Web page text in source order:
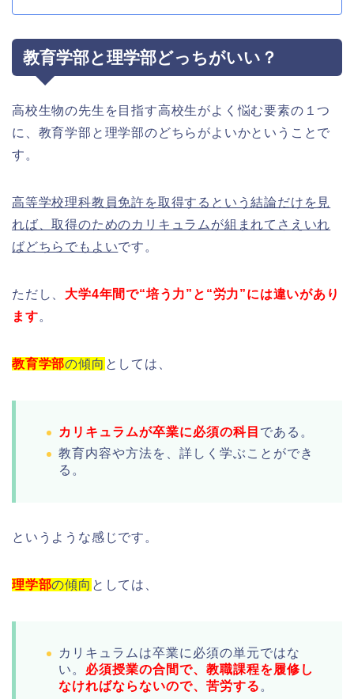
教育学部と理学部どっちがいい？
高校生物の先生を目指す高校生がよく悩む要素の１つ
に、教育学部と理学部のどちらがよいかということで
す。
高等学校理科教員免許を取得するという結論だけを見
れば、取得のためのカリキュラムが組まれてさえいれ
ばどちらでもよいです。
ただし、 大学4年間で“培う力”と“労力”には違いがあり
ます。
教育学部の傾向 としては、
カリキュラムが卒業に必須の科目 である。
教育内容や方法を、詳しく学ぶことができ
る。
というような感じです。
理学部の傾向 としては、
カリキュラムは卒業に必須の単元ではな
い。 必須授業の合間で、教職課程を履修し
なければならないので、苦労する 。